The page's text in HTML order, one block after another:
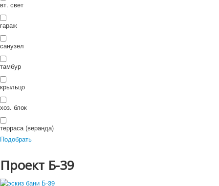
П
ои
ск
вт. свет
гараж
санузел
тамбур
крыльцо
хоз. блок
терраса (веранда)
Подобрать
Проект Б-39